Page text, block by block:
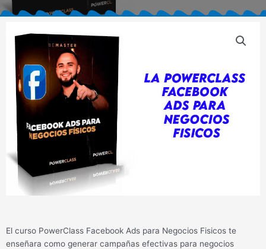
El curso PowerClass Facebook Ads para Negocios Fisicos te
enseñara como generar campañas efectivas para negocios